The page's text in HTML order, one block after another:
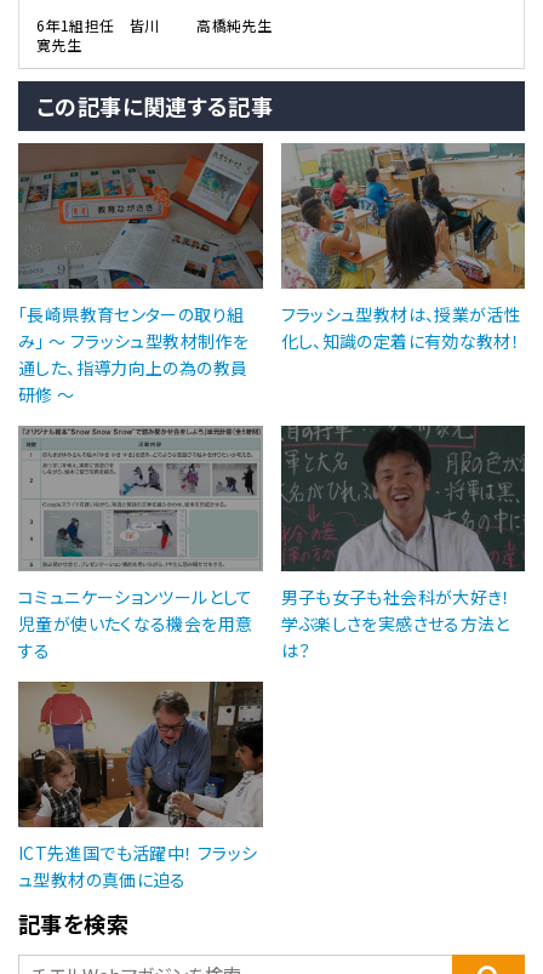
6年1組担任 皆川
寛先生
高橋純先生
この記事に関連する記事
「長崎県教育センターの取り組
み」 〜 フラッシュ型教材制作を
通した、指導力向上の為の教員
研修 〜
フラッシュ型教材は、授業が活性
化し、知識の定着に有効な教材！
コミュニケーションツールとして
児童が使いたくなる機会を用意
する
男子も女子も社会科が大好き！
学ぶ楽しさを実感させる方法と
は？
ICT先進国でも活躍中！ フラッシ
ュ型教材の真価に迫る
記事を検索